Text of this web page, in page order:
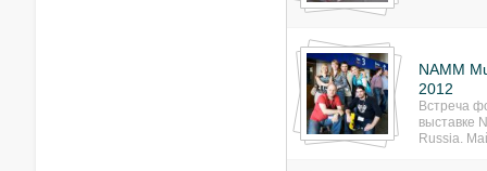
NAMM
2012
Встреча
выставке
Russia.